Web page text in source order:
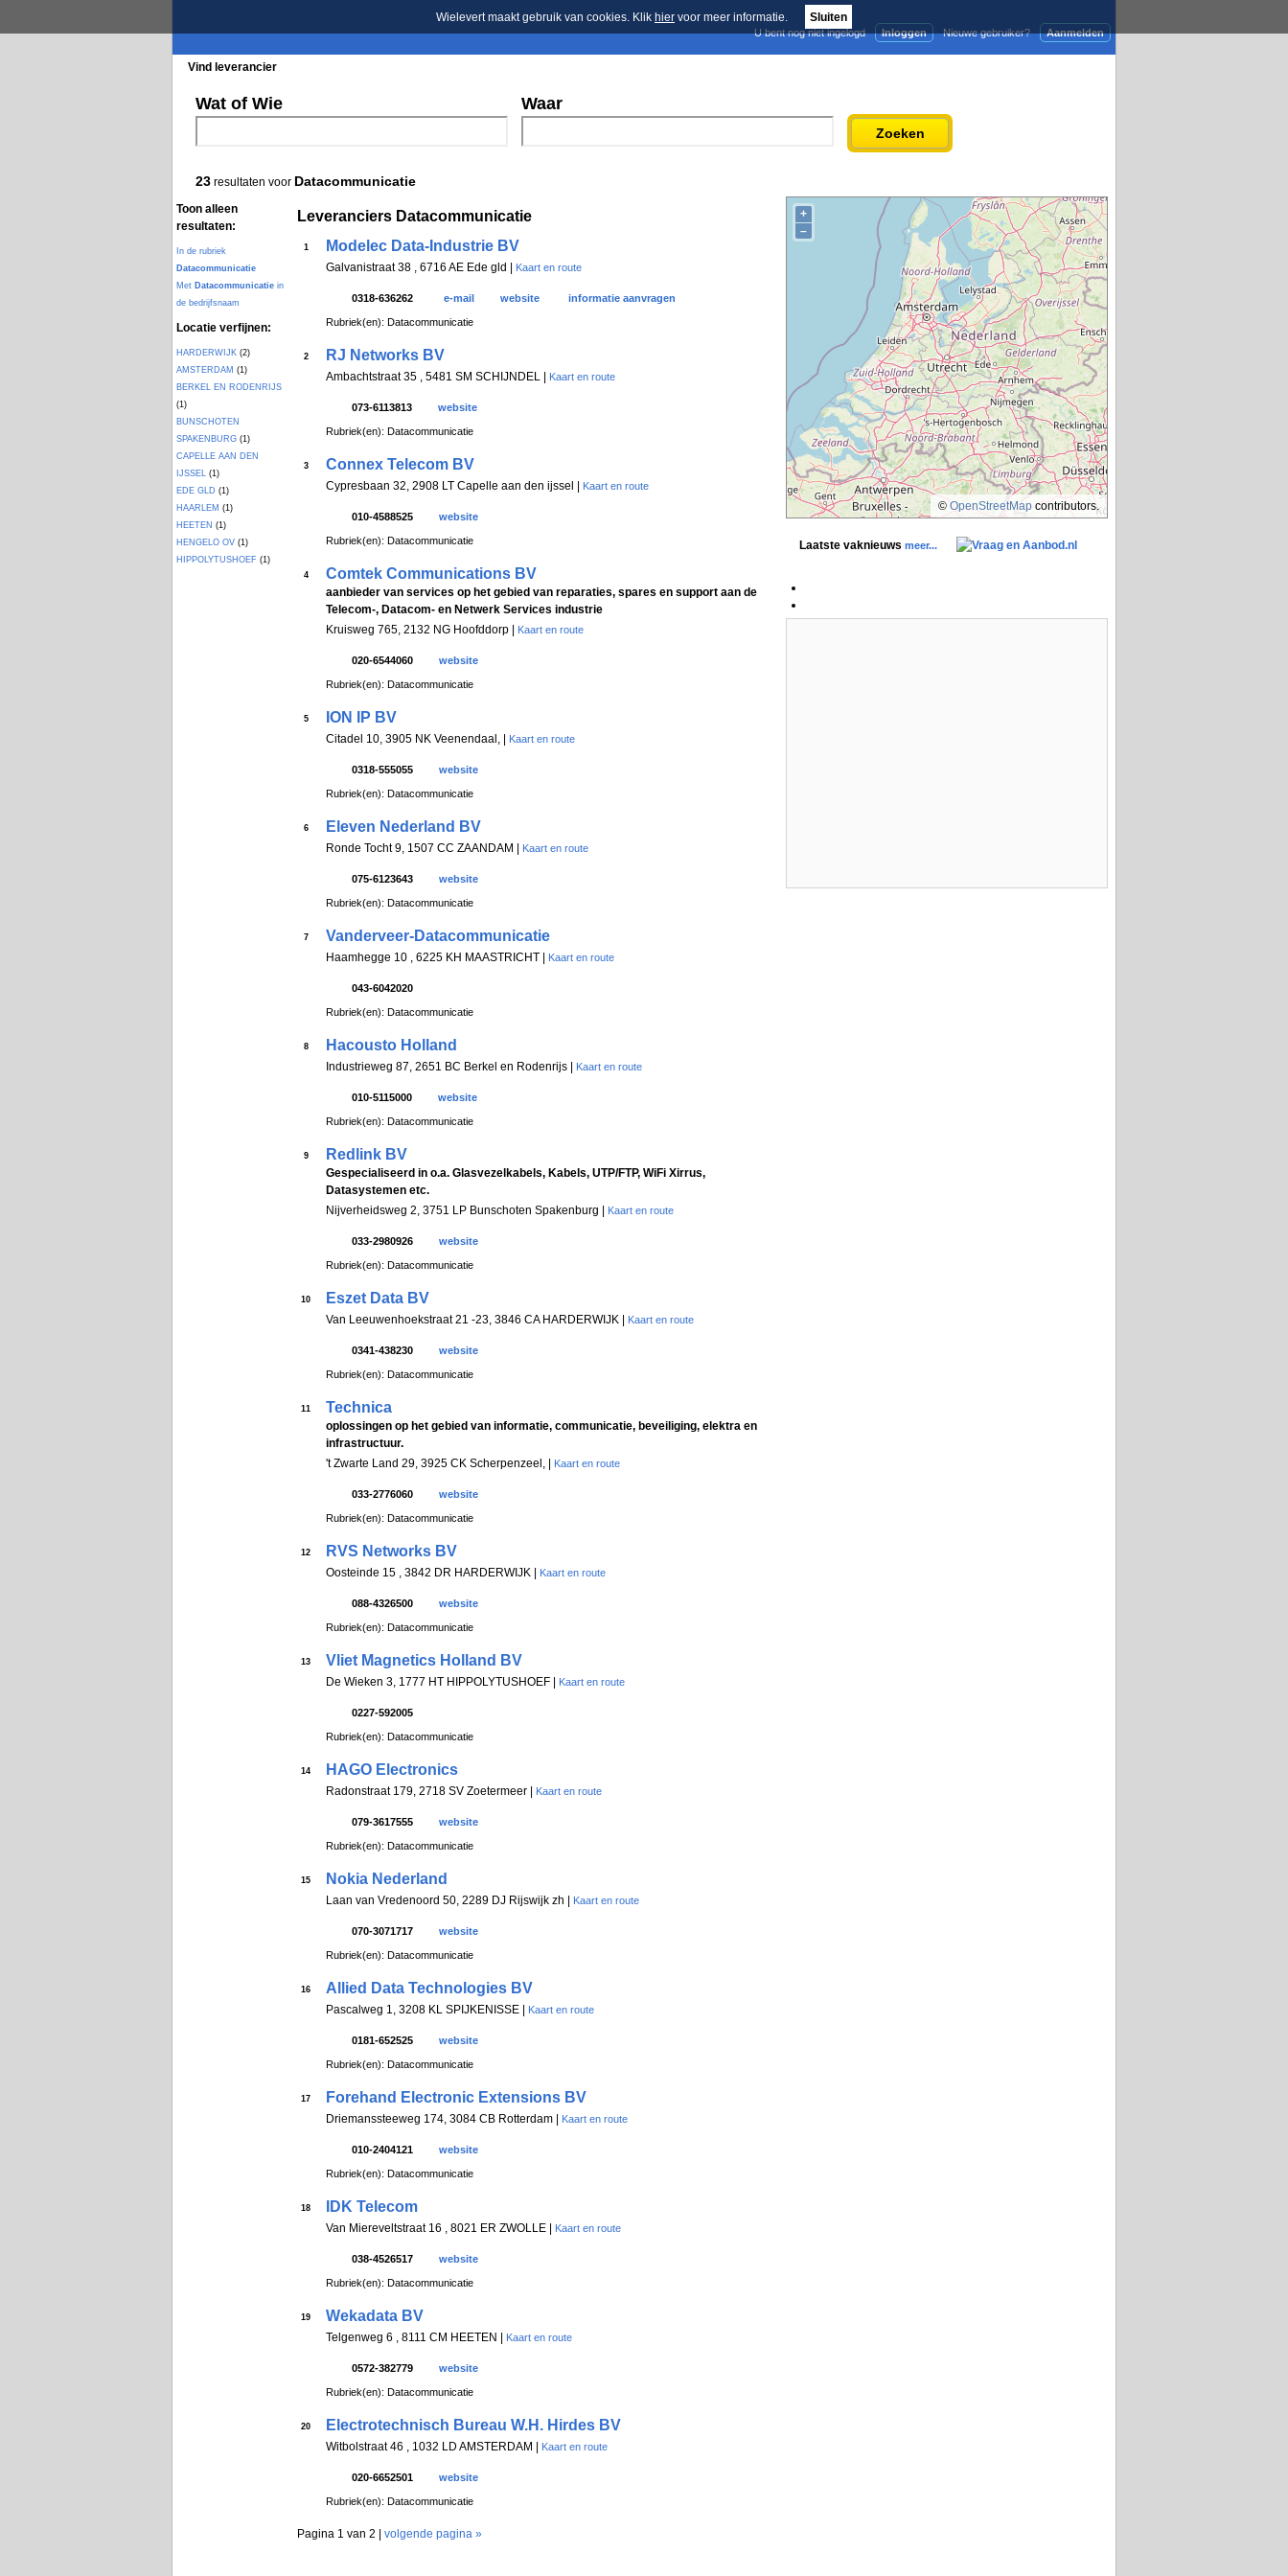
Wielevert maakt gebruik van cookies. Klik hier voor meer informatie. Sluiten
Aanmelden
Nieuwe gebruiker?
Inloggen
U bent nog niet ingelogd
Vind leverancier
Wat of Wie Waar
Zoeken
23 resultaten voor Datacommunicatie
Toon alleen
resultaten:
In de rubriek
Datacommunicatie
Met Datacommunicatie in
de bedrijfsnaam
Locatie verfijnen:
HARDERWIJK (2)
AMSTERDAM (1)
BERKEL EN RODENRIJS
(1)
BUNSCHOTEN
SPAKENBURG (1)
CAPELLE AAN DEN
IJSSEL (1)
EDE GLD (1)
HAARLEM (1)
HEETEN (1)
HENGELO OV (1)
HIPPOLYTUSHOEF (1)
Leveranciers Datacommunicatie
1 Modelec Data-Industrie BV
Galvanistraat 38 , 6716 AE Ede gld | Kaart en route
0318-636262 e-mail website informatie aanvragen
Rubriek(en): Datacommunicatie
2 RJ Networks BV
Ambachtstraat 35 , 5481 SM SCHIJNDEL | Kaart en route
073-6113813 website
Rubriek(en): Datacommunicatie
3 Connex Telecom BV
Cypresbaan 32, 2908 LT Capelle aan den ijssel | Kaart en route
010-4588525 website
Rubriek(en): Datacommunicatie
4 Comtek Communications BV
aanbieder van services op het gebied van reparaties, spares en support aan de
Telecom-, Datacom- en Netwerk Services industrie
Kruisweg 765, 2132 NG Hoofddorp |
Kaart en route
020-6544060 website
Rubriek(en): Datacommunicatie
5 ION IP BV
Citadel 10, 3905 NK Veenendaal, | Kaart en route
0318-555055 website
Rubriek(en): Datacommunicatie
6 Eleven Nederland BV
Ronde Tocht 9, 1507 CC ZAANDAM | Kaart en route
075-6123643 website
Rubriek(en): Datacommunicatie
7 Vanderveer-Datacommunicatie
Haamhegge 10 , 6225 KH MAASTRICHT | Kaart en route
043-6042020
Rubriek(en): Datacommunicatie
8 Hacousto Holland
Industrieweg 87, 2651 BC Berkel en Rodenrijs | Kaart en route
010-5115000 website
Rubriek(en): Datacommunicatie
9 Redlink BV
Gespecialiseerd in o.a. Glasvezelkabels, Kabels, UTP/FTP, WiFi Xirrus,
Datasystemen etc.
Nijverheidsweg 2, 3751 LP Bunschoten Spakenburg |
Kaart en route
033-2980926 website
Rubriek(en): Datacommunicatie
10 Eszet Data BV
Van Leeuwenhoekstraat 21 -23, 3846 CA HARDERWIJK | Kaart en route
0341-438230 website
Rubriek(en): Datacommunicatie
11 Technica
oplossingen op het gebied van informatie, communicatie, beveiliging, elektra en
infrastructuur.
't Zwarte Land 29, 3925 CK Scherpenzeel, |
Kaart en route
033-2776060 website
Rubriek(en): Datacommunicatie
12 RVS Networks BV
Oosteinde 15 , 3842 DR HARDERWIJK | Kaart en route
088-4326500 website
Rubriek(en): Datacommunicatie
13 Vliet Magnetics Holland BV
De Wieken 3, 1777 HT HIPPOLYTUSHOEF | Kaart en route
0227-592005
Rubriek(en): Datacommunicatie
14 HAGO Electronics
Radonstraat 179, 2718 SV Zoetermeer | Kaart en route
079-3617555 website
Rubriek(en): Datacommunicatie
15 Nokia Nederland
Laan van Vredenoord 50, 2289 DJ Rijswijk zh | Kaart en route
070-3071717 website
Rubriek(en): Datacommunicatie
16 Allied Data Technologies BV
Pascalweg 1, 3208 KL SPIJKENISSE | Kaart en route
0181-652525 website
Rubriek(en): Datacommunicatie
17 Forehand Electronic Extensions BV
Driemanssteeweg 174, 3084 CB Rotterdam | Kaart en route
010-2404121 website
Rubriek(en): Datacommunicatie
18 IDK Telecom
Van Miereveltstraat 16 , 8021 ER ZWOLLE | Kaart en route
038-4526517 website
Rubriek(en): Datacommunicatie
19 Wekadata BV
Telgenweg 6 , 8111 CM HEETEN | Kaart en route
0572-382779 website
Rubriek(en): Datacommunicatie
20 Electrotechnisch Bureau W.H. Hirdes BV
Witbolstraat 46 , 1032 LD AMSTERDAM | Kaart en route
020-6652501 website
Rubriek(en): Datacommunicatie
Pagina 1 van 2 | volgende pagina »
+
–
© OpenStreetMap contributors.
Laatste vaknieuws meer...